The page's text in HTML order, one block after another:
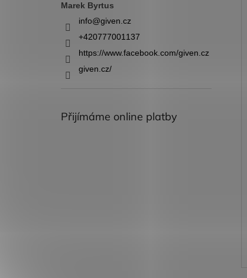
Marek Byrtus
info@given.cz
+420777001137
https://www.facebook.com/given.cz
given.cz/
Přijímáme online platby